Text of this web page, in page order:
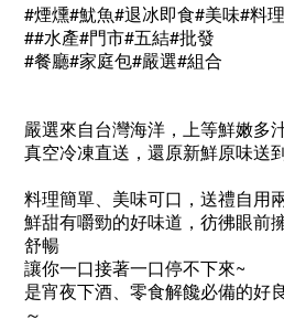
#煙燻#魷魚#退冰即食#美味#料理
##水產#門市#五結#批發
#餐廳#家庭包#嚴選#組合
嚴選來自台灣海洋，上等鮮嫩多
真空冷凍直送，還原新鮮原味送
料理簡單、美味可口，送禮自用
鮮甜有嚼勁的好味道，彷彿眼前
舒暢
讓你一口接著一口停不下來~
是宵夜下酒、零食解饞必備的好
～